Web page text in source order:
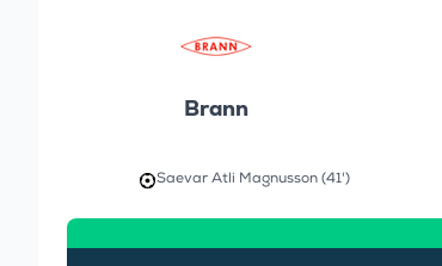
Brann
Saevar Atli Magnusson (41')